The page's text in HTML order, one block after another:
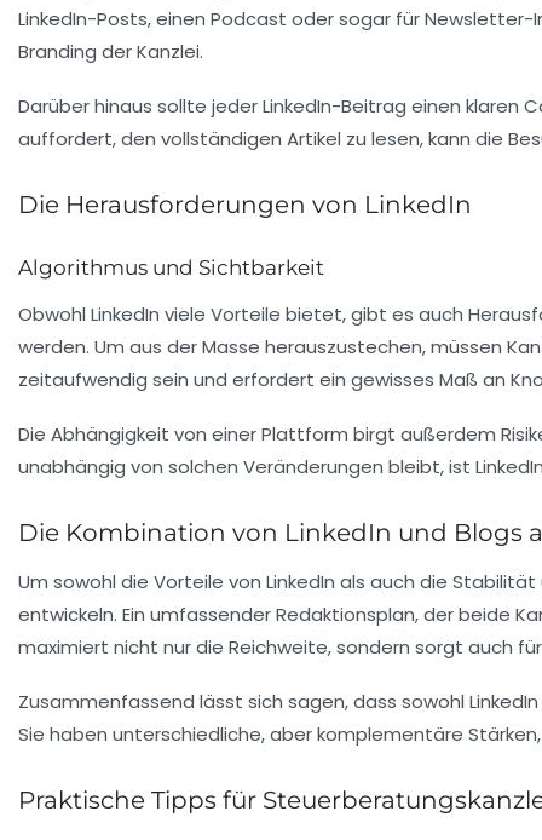
LinkedIn-Posts, einen Podcast oder sogar für
Branding der Kanzlei.
Darüber hinaus sollte jeder LinkedIn-Beitrag einen klaren
auffordert, den vollständigen Artikel zu lesen, kann die
Die Herausforderungen von LinkedIn
Algorithmus und Sichtbarkeit
Obwohl LinkedIn viele Vorteile bietet, gibt es auch
werden. Um aus der Masse herauszustechen, müssen
zeitaufwendig sein und erfordert ein gewisses Maß an
Die Abhängigkeit von einer Plattform birgt außerdem
unabhängig von solchen Veränderungen bleibt, ist
Die Kombination von LinkedIn und Blogs
Um sowohl die Vorteile von LinkedIn als auch die
entwickeln. Ein umfassender Redaktionsplan, der beide
maximiert nicht nur die Reichweite, sondern sorgt auch
Zusammenfassend lässt sich sagen, dass sowohl
Sie haben unterschiedliche, aber komplementäre
Praktische Tipps für